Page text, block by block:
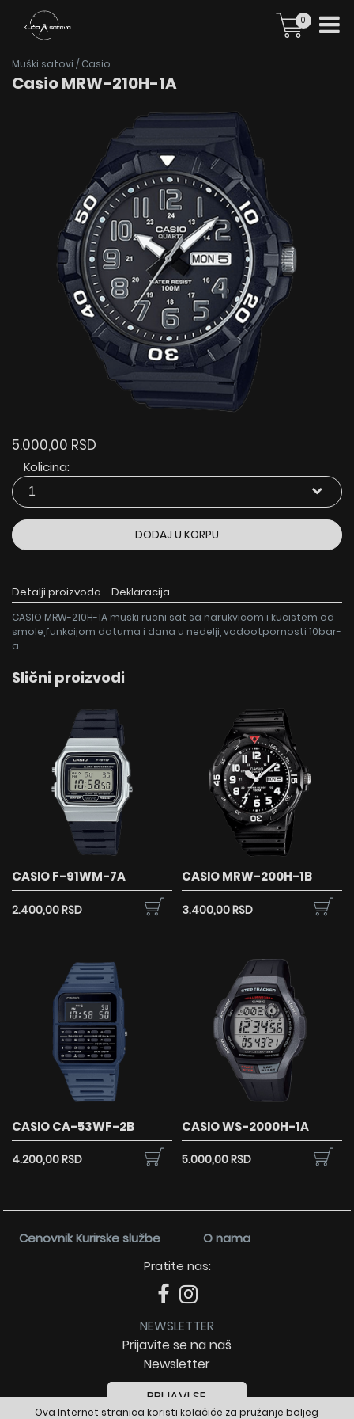
Ova Internet stranica koristi kolačiće za pružanje boljeg
0
Muški satovi / Casio
Casio MRW-210H-1A
5.000,00 RSD
Kolicina:
DODAJ U KORPU
Detalji proizvoda Deklaracija
CASIO MRW-210H-1A muski rucni sat sa narukvicom i kucistem od
smole,funkcijom datuma i dana u nedelji, vodootpornosti 10bar-
a
Slični proizvodi
CASIO F-91WM-7A
2.400,00 RSD
CASIO MRW-200H-1B
3.400,00 RSD
CASIO CA-53WF-2B
4.200,00 RSD
CASIO WS-2000H-1A
5.000,00 RSD
Cenovnik Kurirske službe
O nama
Pratite nas:
NEWSLETTER
Prijavite se na naš
Newsletter
PRIJAVI SE